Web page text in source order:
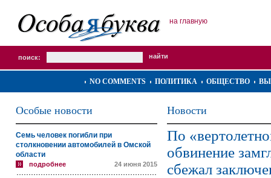
на главную
поиск:
NO COMMENTS ПОЛИТИКА ОБЩЕСТВО
Особые новости
Семь человек погибли при
столкновении автомобилей в Омской
области
подробнее 24 июня 2015
Новости
По
обвинение
сбежал